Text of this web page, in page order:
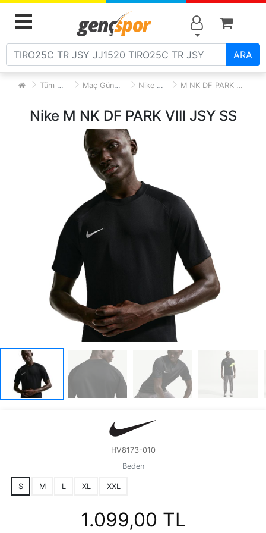
MENU
ARA
Tüm Ürünler Maç Günü Forma Nike Forma M NK DF PARK VIII JSY SS
Nike M NK DF PARK VIII JSY SS
HV8173-010
Beden
S M L XL XXL
1.099,00 TL